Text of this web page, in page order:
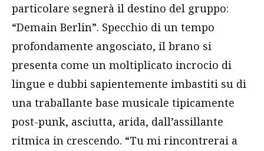
particolare segnerà il destino del gruppo:
“Demain Berlin”. Specchio di un tempo
profondamente angosciato, il brano si
presenta come un moltiplicato incrocio di
lingue e dubbi sapientemente imbastiti su di
una traballante base musicale tipicamente
post-punk, asciutta, arida, dall’assillante
ritmica in crescendo. “Tu mi rincontrerai a